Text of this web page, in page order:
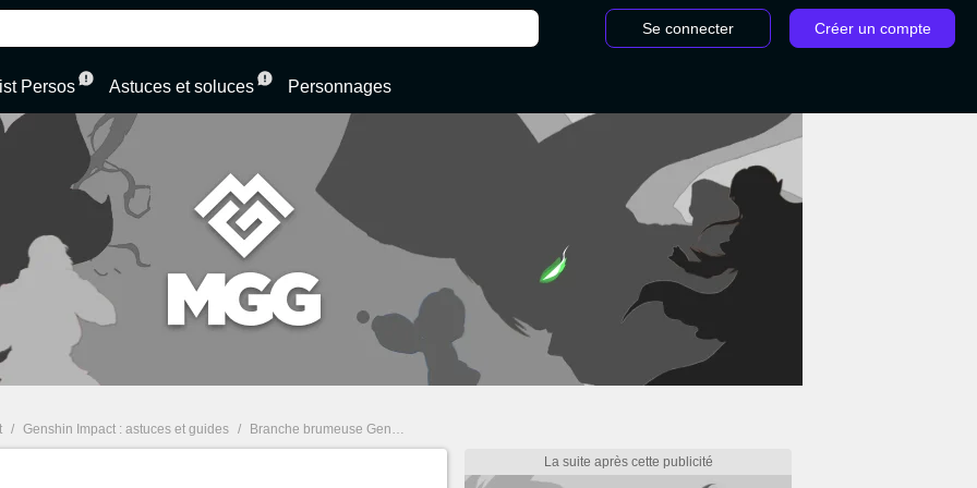
Se connecter Créer un compte
Persos Astuces et soluces Personnages
/ Genshin Impact : astuces et guides / Branche brumeuse Genshin Impact : Où les trouver pour obtenir le succès "Demain, et demain, et demain !" ?